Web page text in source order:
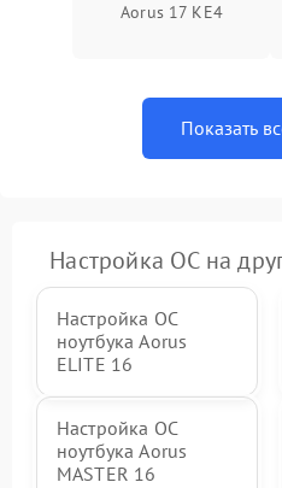
Aorus 17 KE4
Показать
Настройка ОС на
Настройка ОС
ноутбука Aorus
ELITE 16
Настройка ОС
ноутбука Aorus
MASTER 16